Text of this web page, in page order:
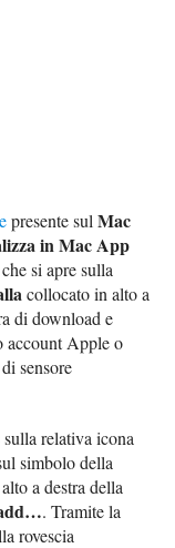
presente sulMac
in Mac App
che si apre sulla
collocato in alto a
di download e
account Apple o
sensore
relativa icona
simbolo della
a destra della
. Tramite la
rovescia